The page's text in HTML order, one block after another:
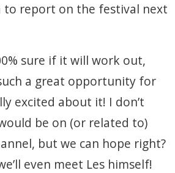
to report on the festival next
sure if it will work out,
a great opportunity for
excited about it! I don’t
be on (or related to)
but we can hope right?
even meet Les himself!